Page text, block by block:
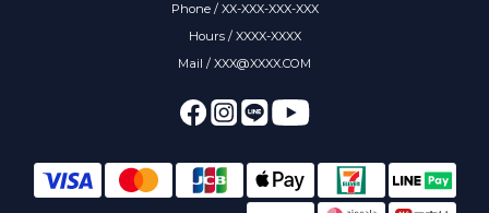
Phone / XX-XXX-XXX-XXX
Hours / XXXX-XXXX
Mail / XXX@XXXX.COM